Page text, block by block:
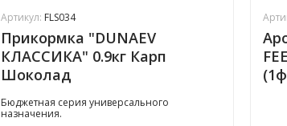
Артикул: FLS034
Прикормка "DUNAEV
КЛАССИКА" 0.9кг Карп
Шоколад
Бюджетная серия универсального
назначения.